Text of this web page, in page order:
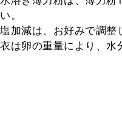
い。
塩加減は、お好みで調整
衣は卵の重量により、水